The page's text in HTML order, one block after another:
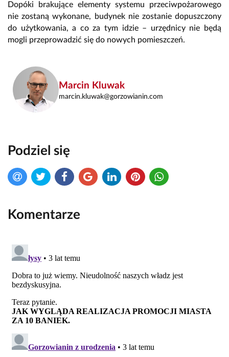
Dopóki brakujące elementy systemu przeciwpożarowego
nie zostaną wykonane, budynek nie zostanie dopuszczony
do użytkowania, a co za tym idzie – urzędnicy nie będą
mogli przeprowadzić się do nowych pomieszczeń.
Marcin Kluwak
marcin.kluwak@gorzowianin.com
Podziel się
Komentarze